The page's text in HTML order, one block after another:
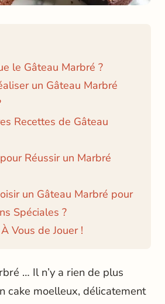
le Gâteau Marbré ?
un Gâteau Marbré
Recettes de Gâteau
Réussir un Marbré
un Gâteau Marbré pour
Spéciales ?
Vous de Jouer !
… Il n’y a rien de plus
cake moelleux, délicatement